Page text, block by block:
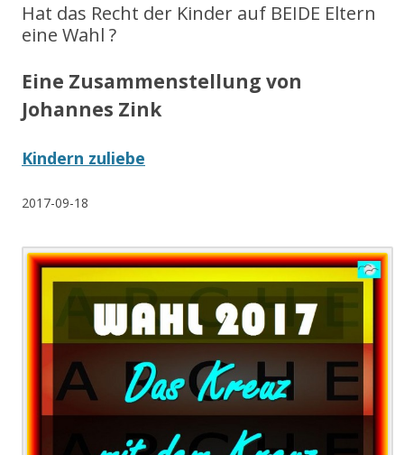
Hat das Recht der Kinder auf BEIDE Eltern
eine Wahl ?
Eine Zusammenstellung von
Johannes Zink
Kindern zuliebe
2017-09-18